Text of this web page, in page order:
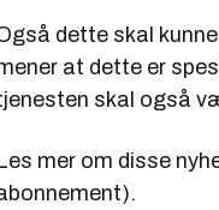
dette skal
at dette er
skal også
Les mer om disse